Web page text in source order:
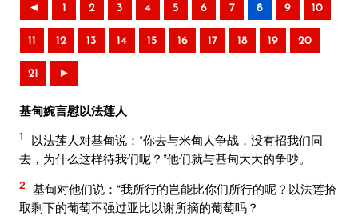
◄ 1 2 3 4 5 6 7 8 9 10
11 12 13 14 15 16 17 18 19 20
21 ►
基甸婉言慰以法莲人
1
以法莲人对基甸说：“你去与米甸人争战，没有招我们同
去，为什么这样待我们呢？”他们就与基甸大大的争吵。
2 基甸对他们说：“我所行的岂能比你们所行的呢？以法莲拾
取剩下的葡萄不强过亚比以谢所摘的葡萄吗？